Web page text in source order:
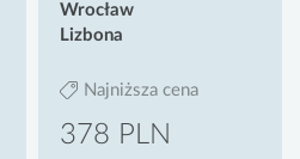
Wrocław
Lizbona
Najniższa cena
378 PLN